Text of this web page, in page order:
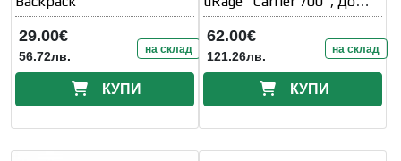
29.00€
56.72лв. на склад
КУПИ
17.3"
62.00€
121.26лв. на склад
КУПИ